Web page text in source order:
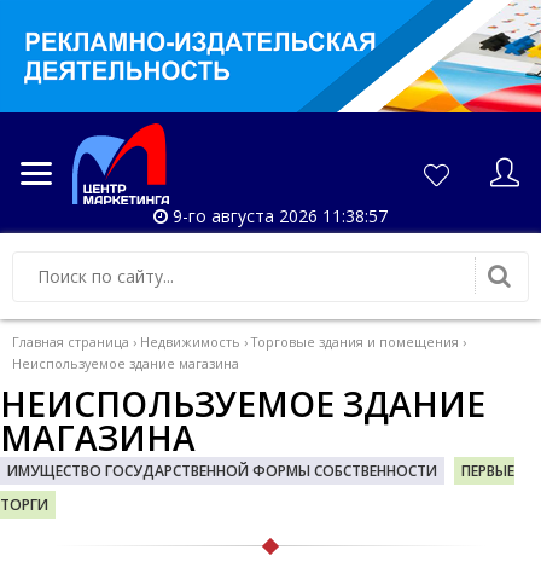
9-го августа 2026 11:38:58
Главная страница › Недвижимость › Торговые здания и помещения ›
Неиспользуемое здание магазина
НЕИСПОЛЬЗУЕМОЕ ЗДАНИЕ
МАГАЗИНА
ИМУЩЕСТВО ГОСУДАРСТВЕННОЙ ФОРМЫ СОБСТВЕННОСТИ
ПЕРВЫЕ
ТОРГИ